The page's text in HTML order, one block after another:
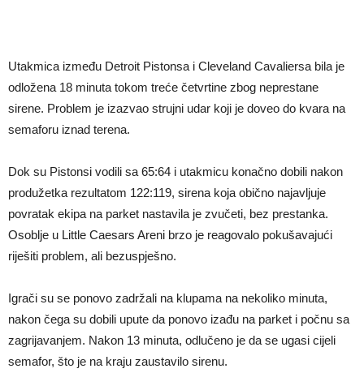
Utakmica između Detroit Pistonsa i Cleveland Cavaliersa bila je
odložena 18 minuta tokom treće četvrtine zbog neprestane
sirene. Problem je izazvao strujni udar koji je doveo do kvara na
semaforu iznad terena.
Dok su Pistonsi vodili sa 65:64 i utakmicu konačno dobili nakon
produžetka rezultatom 122:119, sirena koja obično najavljuje
povratak ekipa na parket nastavila je zvučeti, bez prestanka.
Osoblje u Little Caesars Areni brzo je reagovalo pokušavajući
riješiti problem, ali bezuspješno.
Igrači su se ponovo zadržali na klupama na nekoliko minuta,
nakon čega su dobili upute da ponovo izađu na parket i počnu sa
zagrijavanjem. Nakon 13 minuta, odlučeno je da se ugasi cijeli
semafor, što je na kraju zaustavilo sirenu.